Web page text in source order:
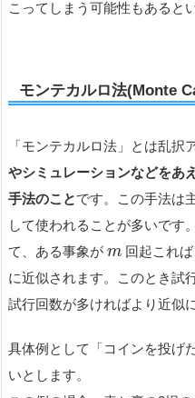
こってしまう可能性もあると
モンテカルロ法(Monte
「モンテカルロ法」とは乱択
やシミュレーションなどをあ
手法のことです。この手法は
して使われることが多いです。
て、ある事象が m 回起これ
に近似されます。このとき試
試行回数が多ければより近似
具体例として「コインを投げ
いとします。